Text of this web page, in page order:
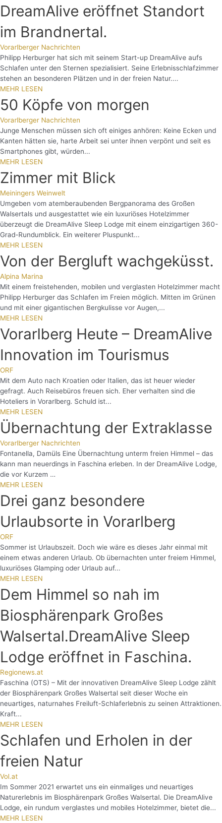
DreamAlive eröffnet Standort
im Brandnertal.
Vorarlberger Nachrichten
Philipp Herburger hat sich mit seinem Start-up DreamAlive aufs
Schlafen unter den Sternen spezialisiert. Seine Erlebnisschlafzimmer
stehen an besonderen Plätzen und in der freien Natur....
MEHR LESEN
50 Köpfe von morgen
Vorarlberger Nachrichten
Junge Menschen müssen sich oft einiges anhören: Keine Ecken und
Kanten hätten sie, harte Arbeit sei unter ihnen verpönt und seit es
Smartphones gibt, würden...
MEHR LESEN
Zimmer mit Blick
Meiningers Weinwelt
Umgeben vom atemberaubenden Bergpanorama des Großen
Walsertals und ausgestattet wie ein luxuriöses Hotelzimmer
überzeugt die DreamAlive Sleep Lodge mit einem einzigartigen 360-
Grad-Rundumblick. Ein weiterer Pluspunkt...
MEHR LESEN
Von der Bergluft wachgeküsst.
Alpina Marina
Mit einem freistehenden, mobilen und verglasten Hotelzimmer macht
Philipp Herburger das Schlafen im Freien möglich. Mitten im Grünen
und mit einer gigantischen Bergkulisse vor Augen,...
MEHR LESEN
Vorarlberg Heute – DreamAlive
Innovation im Tourismus
ORF
Mit dem Auto nach Kroatien oder Italien, das ist heuer wieder
gefragt. Auch Reisebüros freuen sich. Eher verhalten sind die
Hoteliers in Vorarlberg. Schuld ist...
MEHR LESEN
Übernachtung der Extraklasse
Vorarlberger Nachrichten
Fontanella, Damüls Eine Übernachtung unterm freien Himmel – das
kann man neuerdings in Faschina erleben. In der DreamAlive Lodge,
die vor Kurzem …
MEHR LESEN
Drei ganz besondere
Urlaubsorte in Vorarlberg
ORF
Sommer ist Urlaubszeit. Doch wie wäre es dieses Jahr einmal mit
einem etwas anderen Urlaub. Ob übernachten unter freiem Himmel,
luxuriöses Glamping oder Urlaub auf...
MEHR LESEN
Dem Himmel so nah im
Biosphärenpark Großes
Walsertal.DreamAlive Sleep
Lodge eröffnet in Faschina.
Regionews.at
Faschina (OTS) – Mit der innovativen DreamAlive Sleep Lodge zählt
der Biosphärenpark Großes Walsertal seit dieser Woche ein
neuartiges, naturnahes Freiluft-Schlaferlebnis zu seinen Attraktionen.
Kraft...
MEHR LESEN
Schlafen und Erholen in der
freien Natur
Vol.at
Im Sommer 2021 erwartet uns ein einmaliges und neuartiges
Naturerlebnis im Biosphärenpark Großes Walsertal. Die DreamAlive
Lodge, ein rundum verglastes und mobiles Hotelzimmer, bietet die...
MEHR LESEN